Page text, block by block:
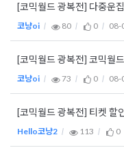
[코믹월드 광복전] 다중운
코냥oi 80 0 08-
[코믹월드 광복전] 코믹월
코냥oi 73 0 08-
[코믹월드 광복전] 티켓 할
Hello코냥2 113 0